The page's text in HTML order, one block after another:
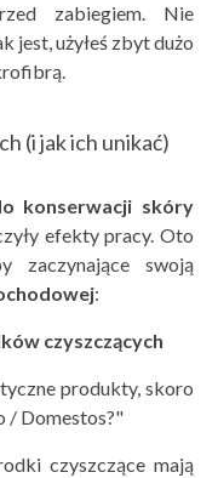
zabiegiem. Nie
jest, użyłeś zbyt dużo
(i jak ich unikać)
konserwacji skóry
efekty pracy. Oto
zaczynające swoją
:
ów czyszczących
produkty, skoro
/ Domestos?"
czyszczące mają